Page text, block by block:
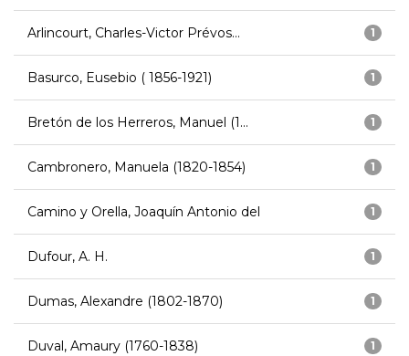
1
Arlincourt, Charles-Victor Prévos...
1
Basurco, Eusebio ( 1856-1921)
1
Bretón de los Herreros, Manuel (1...
1
Cambronero, Manuela (1820-1854)
1
Camino y Orella, Joaquín Antonio del
1
Dufour, A. H.
1
Dumas, Alexandre (1802-1870)
1
Duval, Amaury (1760-1838)